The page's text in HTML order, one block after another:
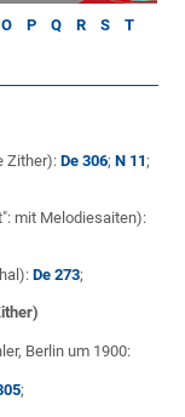
O P Q R S
T
Zither):De 306;N 11;
mit Melodiesaiten):
De 273;
Berlin um 1900:
;